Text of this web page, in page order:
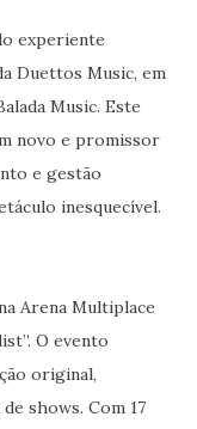
experiente
Duettos Music, em
Music. Este
novo e promissor
e gestão
inesquecível.
Arena Multiplace
O evento
original,
shows. Com 17